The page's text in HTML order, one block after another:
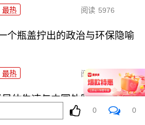
最热 阅读 5976
个瓶盖拧出的政治与环保隐喻
最热 阅读 5049
体失速与中国外贸的危与机
0 0